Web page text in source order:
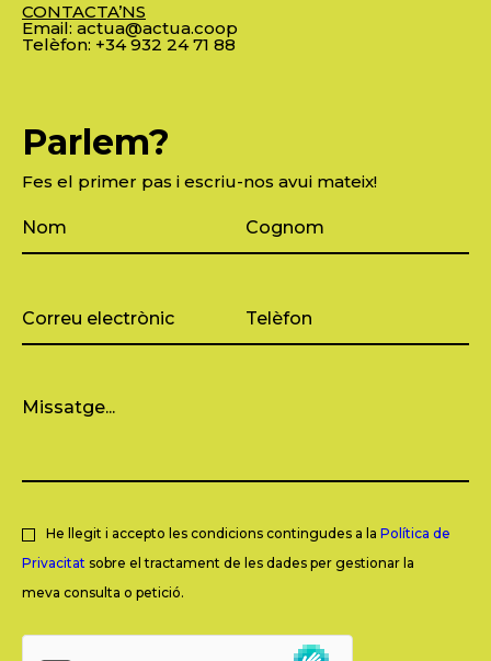
CONTACTA’NS
Email: actua@actua.coop
Telèfon: +34 932 24 71 88
Parlem?
Fes el primer pas i escriu-nos avui mateix!
He llegit i accepto les condicions contingudes a la Política de
Privacitat sobre el tractament de les dades per gestionar la
meva consulta o petició.